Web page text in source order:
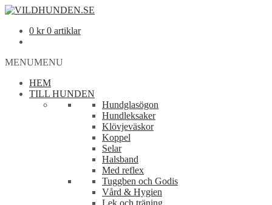
0 kr 0 artiklar
MENUMENU
HEM
TILL HUNDEN
Hundglasögon
Hundleksaker
Klövjeväskor
Koppel
Selar
Halsband
Med reflex
Tuggben och Godis
Vård & Hygien
Lek och träning